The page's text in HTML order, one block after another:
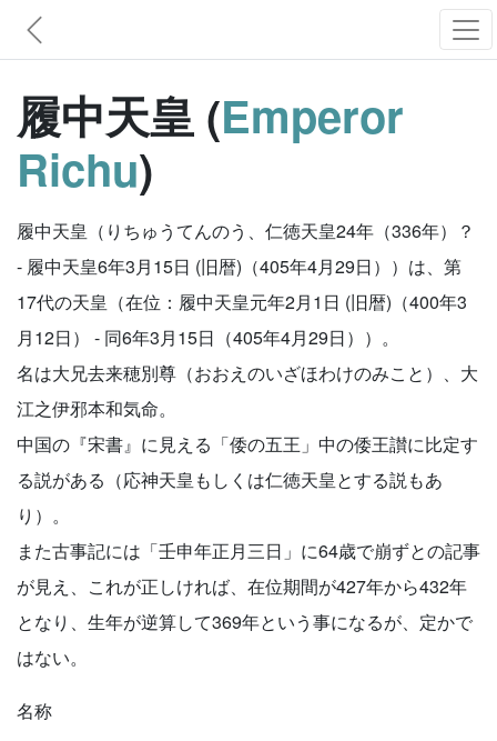
履中天皇 (Emperor
Richu)
履中天皇（りちゅうてんのう、仁徳天皇24年（336年）？
- 履中天皇6年3月15日 (旧暦)（405年4月29日））は、第
17代の天皇（在位：履中天皇元年2月1日 (旧暦)（400年3
月12日） - 同6年3月15日（405年4月29日））。
名は大兄去来穂別尊（おおえのいざほわけのみこと）、大
江之伊邪本和気命。
中国の『宋書』に見える「倭の五王」中の倭王讃に比定す
る説がある（応神天皇もしくは仁徳天皇とする説もあ
り）。
また古事記には「壬申年正月三日」に64歳で崩ずとの記事
が見え、これが正しければ、在位期間が427年から432年
となり、生年が逆算して369年という事になるが、定かで
はない。
名称